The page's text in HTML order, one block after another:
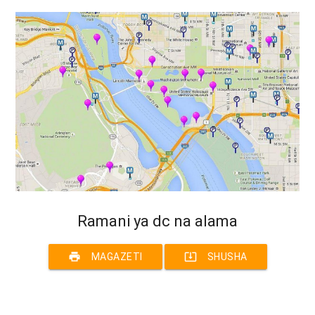
Ramani ya dc na alama
print MAGAZETI system_update_alt SHUSHA